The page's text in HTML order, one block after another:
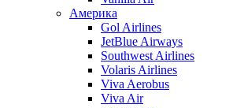
Америка
Gol Airlines
JetBlue Airways
Southwest Airlines
Volaris Airlines
Viva Aerobus
Viva Air